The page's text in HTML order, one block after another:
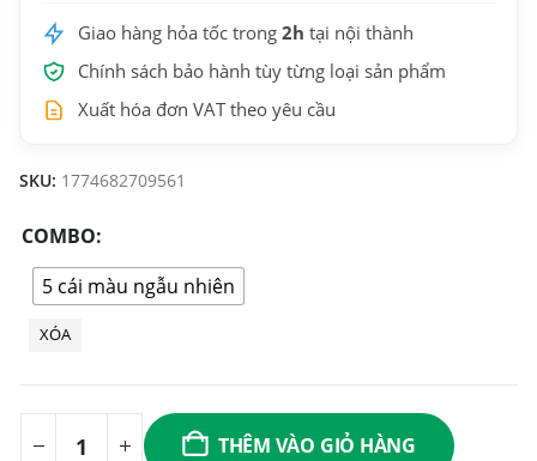
Giao hàng hỏa tốc trong 2h tại nội thành
Chính sách bảo hành tùy từng loại sản phẩm
Xuất hóa đơn VAT theo yêu cầu
SKU: 1774682709561
COMBO
5 cái màu ngẫu nhiên
XÓA
THÊM VÀO GIỎ HÀNG